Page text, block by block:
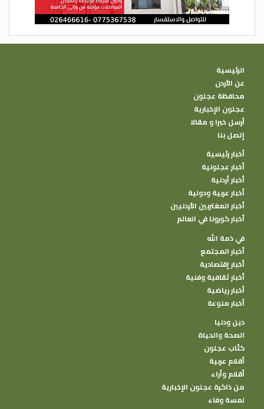
الرئيسية
عن الأردن
محافظة عجلون
عجلون الإخبارية
أرسل خبرا و مقالا
إتصل بنا
أخبار رئيسية
أخبار عجلونية
أخبار أردنية
أخبار عربية ودولية
أخبار المغتربين الأردنيين
أخبار كورونا في العالم
في ذمة الله
أخبار المجتمع
أخبار إقتصادية
أخبار ثقافية وفنية
أخبار رياضية
أخبار منوعة
دين ودنيا
الصحة والحياة
كتًاب عجلون
أقلام عربية
أقلام وأراء
من ذاكرة عجلون الإخبارية
لمسة وفاء